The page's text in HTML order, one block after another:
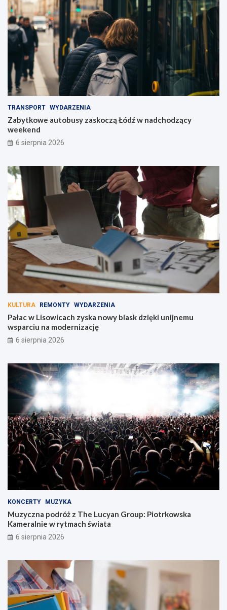
TRANSPORT WYDARZENIA
Zabytkowe autobusy zaskoczą Łódź w nadchodzący
weekend
6 sierpnia 2026
KULTURA REMONTY WYDARZENIA
Pałac w Lisowicach zyska nowy blask dzięki unijnemu
wsparciu na modernizację
6 sierpnia 2026
KONCERTY MUZYKA
Muzyczna podróż z The Lucyan Group: Piotrkowska
Kameralnie w rytmach świata
6 sierpnia 2026